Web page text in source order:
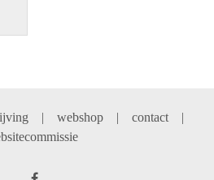
| webshop | contact |